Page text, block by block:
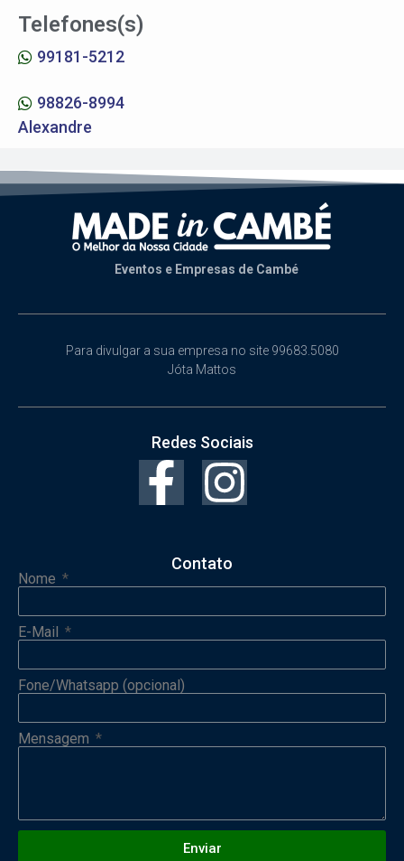
Telefones(s)
99181-5212
98826-8994
Alexandre
Eventos e Empresas de Cambé
Para divulgar a sua empresa no site 99683.5080
Jóta Mattos
Redes Sociais
Contato
Nome
E-Mail
Fone/Whatsapp (opcional)
Mensagem
Enviar